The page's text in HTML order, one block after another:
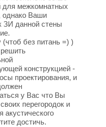
для межкомнатных
однако Ваши
ЗИ данной стены
без питань =) )
конструкцией -
проектирования, и
у Вас что Вы
перегородок и
акустического
достичь.